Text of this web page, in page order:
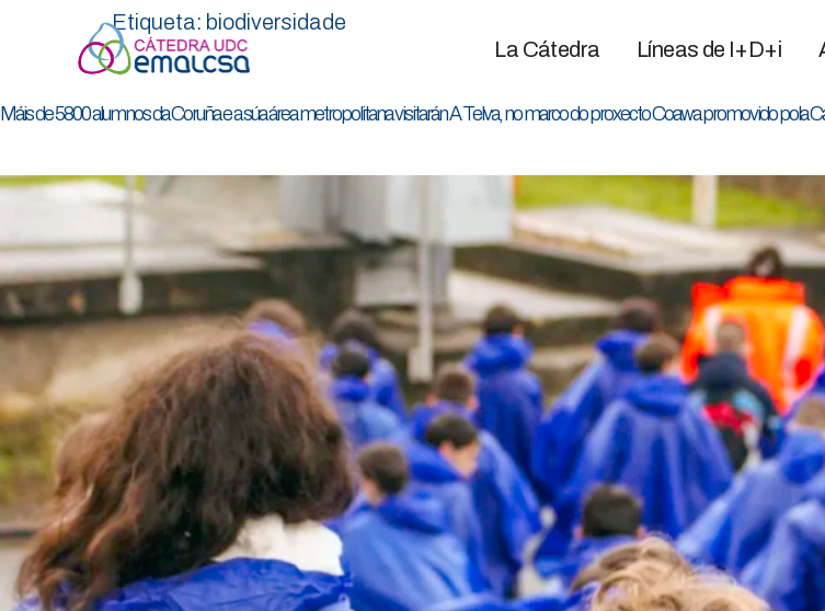
La Cátedra Líneas de I+D+i
Etiqueta: biodiversidade
Máis de 5800 alumnos da Coruña e a súa área metropolitana visitarán A Telva, no marco do proxecto Coawa promovido